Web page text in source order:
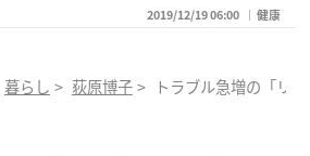
2019/12/19 06:00 健康
暮らし > 荻原博子 > トラブル急増の「リ